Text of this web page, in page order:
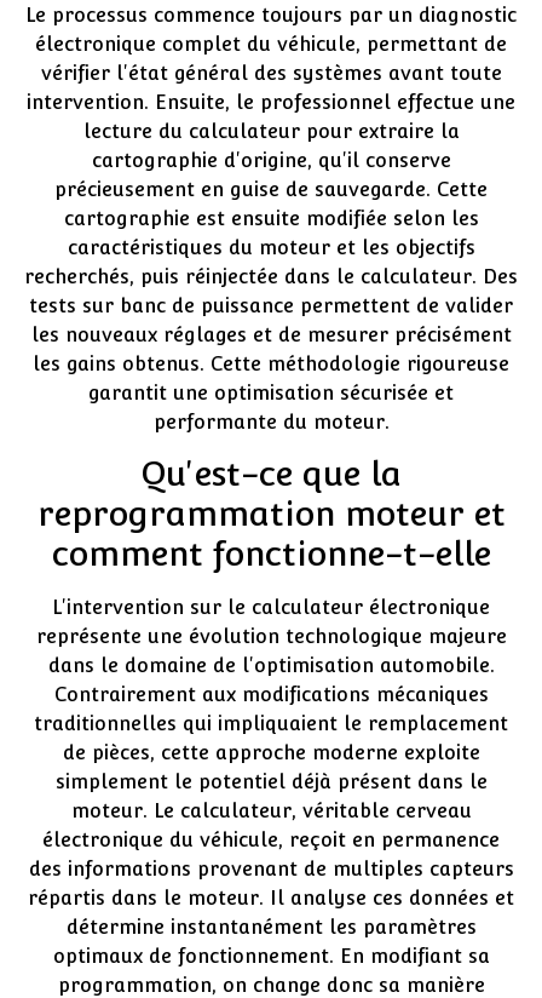
Le processus commence toujours par un diagnostic
électronique complet du véhicule, permettant de
vérifier l'état général des systèmes avant toute
intervention. Ensuite, le professionnel effectue une
lecture du calculateur pour extraire la
cartographie d'origine, qu'il conserve
précieusement en guise de sauvegarde. Cette
cartographie est ensuite modifiée selon les
caractéristiques du moteur et les objectifs
recherchés, puis réinjectée dans le calculateur. Des
tests sur banc de puissance permettent de valider
les nouveaux réglages et de mesurer précisément
les gains obtenus. Cette méthodologie rigoureuse
garantit une optimisation sécurisée et
performante du moteur.
Qu'est-ce que la
reprogrammation moteur et
comment fonctionne-t-elle
L'intervention sur le calculateur électronique
représente une évolution technologique majeure
dans le domaine de l'optimisation automobile.
Contrairement aux modifications mécaniques
traditionnelles qui impliquaient le remplacement
de pièces, cette approche moderne exploite
simplement le potentiel déjà présent dans le
moteur. Le calculateur, véritable cerveau
électronique du véhicule, reçoit en permanence
des informations provenant de multiples capteurs
répartis dans le moteur. Il analyse ces données et
détermine instantanément les paramètres
optimaux de fonctionnement. En modifiant sa
programmation, on change donc sa manière